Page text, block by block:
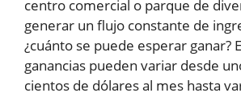
centro comercial o parque de
generar un flujo constante de
¿cuánto se puede esperar ganar?
ganancias pueden variar desde
cientos de dólares al mes hasta